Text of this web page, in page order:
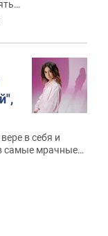
в себя и
самые мрачные